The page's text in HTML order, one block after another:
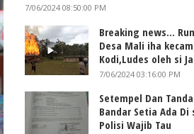
7/06/2024 08:50:00 PM
Breaking news...
Desa Mali iha
Kodi,Ludes oleh si
7/06/2024 03:16:00 PM
Setempel Dan
Bandar Setia Ada
Polisi Wajib Tau